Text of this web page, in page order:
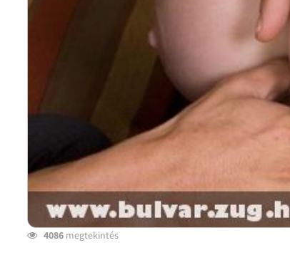
4086 megtekintés